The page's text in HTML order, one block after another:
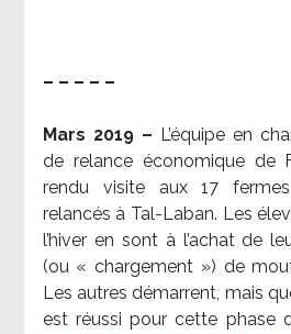
– – – – –
Mars 2019 – L’équipe en
de relance économique de
rendu visite aux 17 fermes
relancés à Tal-Laban. Les
l’hiver en sont à l’achat de
(ou « chargement ») de
Les autres démarrent, mais
est réussi pour cette phase